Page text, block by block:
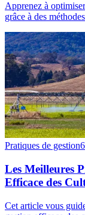
Apprenez à
grâce à des
Pratiques de gestion6
Les Meilleures
Efficace des
Cet article vous